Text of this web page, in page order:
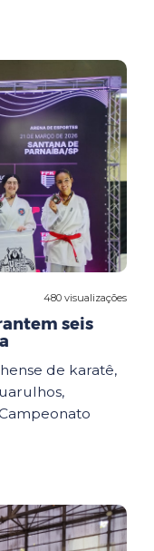
480 visualizações
seis
de karatê,